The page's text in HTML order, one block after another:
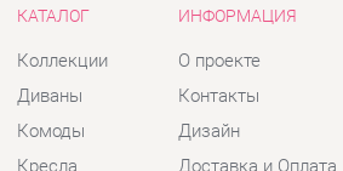
Кровати
Стеллажи
Пуфы
Столы
Скидки и Акции
Политика
Гарантия
Помощь